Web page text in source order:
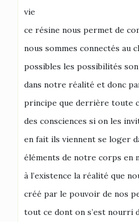
vie
ce résine nous permet de
nous sommes connectés au
possibles les possibilités
dans notre réalité et donc
principe que derrière toute
des consciences si on les
en fait ils viennent se loger
éléments de notre corps en
à l’existence la réalité que
créé par le pouvoir de nos
tout ce dont on s’est nourri